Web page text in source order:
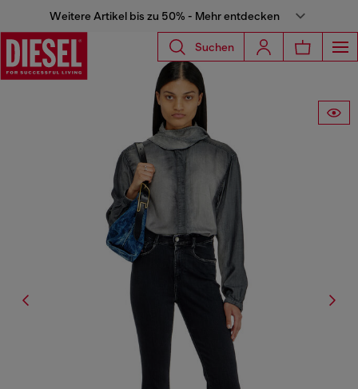
Weitere Artikel bis zu 50% - Mehr entdecken
Suchen